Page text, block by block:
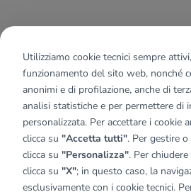
Utilizziamo cookie tecnici sempre
funzionamento del sito web, nonché
anonimi e di profilazione, anche di
analisi statistiche e per permettere di
personalizzata. Per accettare i cookie
clicca su "Accetta tutti". Per gestire
clicca su "Personalizza". Per
clicca su "X"; in questo caso, la
esclusivamente con i cookie tecnici.